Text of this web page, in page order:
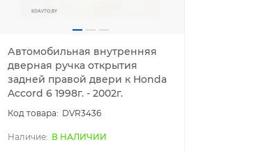
Автомобильная внутренняя
дверная ручка открытия
задней правой двери к Honda
Accord 6 1998г. - 2002г.
DVR3436
В НАЛИЧИИ